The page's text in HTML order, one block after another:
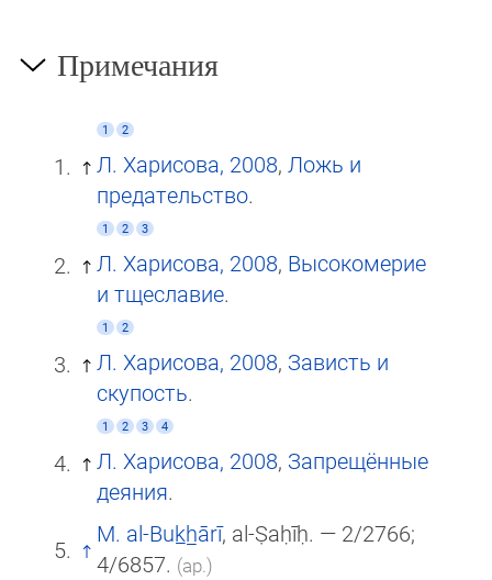
Примечания
1 2
Л. Харисова, 2008, Ложь и
предательство.
1 2 3
Л. Харисова, 2008, Высокомерие
и тщеславие.
1 2
Л. Харисова, 2008, Зависть и
скупость.
1 2 3 4
Л. Харисова, 2008, Запрещённые
деяния.
M. al-Buk̲h̲ārī, al-Ṣaḥīḥ. — 2/2766;
4/6857. (ар.)